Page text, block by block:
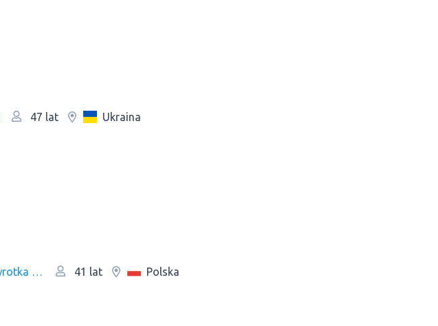
47 lat Ukraina
41 lat Polska